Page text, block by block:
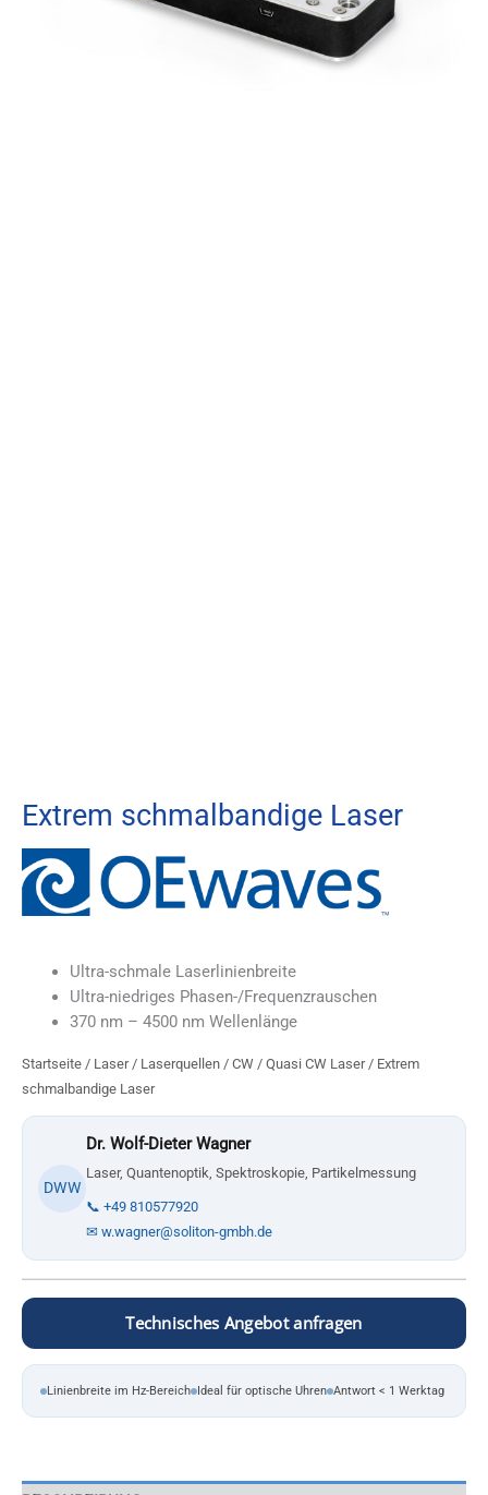
Startseite / Laser/ Laserquellen / CW / Quasi CW Laser/ Extrem
schmalbandige Laser
Extrem schmalbandige Laser
Ultra-schmale Laserlinienbreite
Ultra-niedriges Phasen-/Frequenzrauschen
370 nm – 4500 nm Wellenlänge
DWW
Dr. Wolf-Dieter Wagner
Laser, Quantenoptik, Spektroskopie, Partikelmessung
📞 +49 810577920
✉ w.wagner@soliton-gmbh.de
Technisches Angebot anfragen
Linienbreite im Hz-Bereich Ideal für optische Uhren Antwort < 1 Werktag